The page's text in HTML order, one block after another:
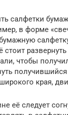
салфетки
в форме
стоит
чтобы
получившийся
края,
её следует